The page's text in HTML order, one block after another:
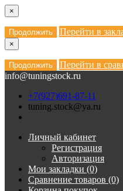
×
Продолжить Перейти в
×
Продолжить
Перейти в
info@tuningstock.ru
+7(927)691-87-11
tuning.stock@ya.ru
Личный кабинет
Регистрация
Авторизация
Мои закладки (0)
Сравнение товаров (0)